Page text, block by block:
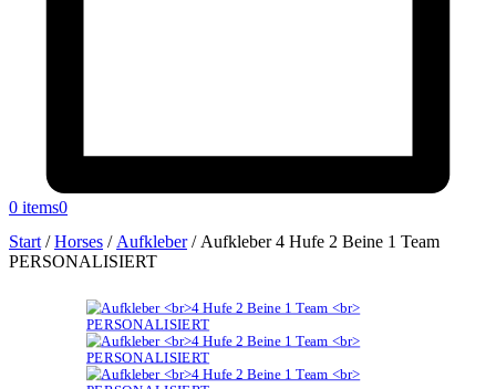
0 items0
Start /Horses / Aufkleber/ Aufkleber 4 Hufe 2 Beine 1 Team
PERSONALISIERT